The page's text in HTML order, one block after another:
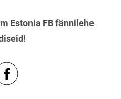
Estonia FB fännilehe